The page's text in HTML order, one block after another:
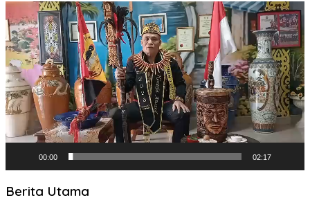
Pemutar
Video
00:00 02:17
Berita Utama